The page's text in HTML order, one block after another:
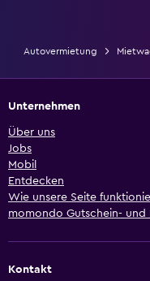
Autovermietung
Unternehmen
Über uns
Jobs
Mobil
Entdecken
Wie unsere Seite
momondo Gutschein- und
Kontakt